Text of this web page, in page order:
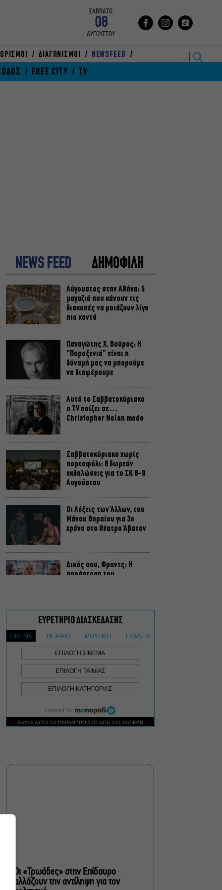
ΣΑΒΒΑΤΟ
08
ΑΥΓΟΥΣΤΟΥ
ΔΙΑΓΩΝΙΣΜΟΙ NEWSFEED
FREE CITY TV
NEWS FEED ΔΗΜΟΦΙΛΗ
Αύγουστος στην Αθήνα: 5
μαγαζιά που κάνουν τις
διακοπές να μοιάζουν λίγο
πιο κοντά
Παναγώτης Χ. Βούρος: Η
“Παραξενιά” είναι η
δύναμή μας να μπορούμε
να διαφέρουμε
Αυτό το Σαββατοκύριακο
η TV παίζει σε…
Christopher Nolan mode
Σαββατοκύριακο χωρίς
πορτοφόλι: 8 δωρεάν
εκδηλώσεις για το ΣΚ 8-9
Αυγούστου
Οι Λέξεις των Άλλων, του
Μάνου Θηραίου για 3ο
χρόνο στο Θέατρο Άβατον
Δικός σου, Φραντς: Η
παράσταση του
τηλεοπτική προβολή η
σειρά φαινόμενο του
Σωτήρη Τσαφούλια
Ρωγμές: Η σόλο
χοροθεατρική
Χριστίνας Κυριαζίδη στο
Δημοτικό Θέατρο Πειραιά
Σπηλιόπουλου στην
Οι «Τρωάδες» στην Επίδαυρο
αλλάζουν την αντίληψη για τον